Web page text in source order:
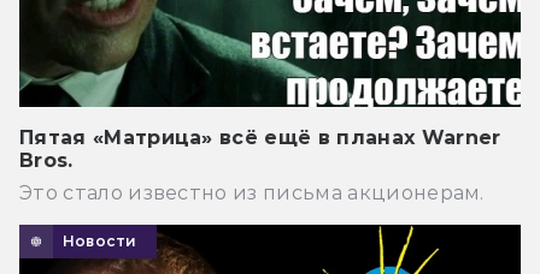
Пятая «Матрица» всё ещё в планах Warner
Bros.
Это стало известно из письма акционерам.
Новости